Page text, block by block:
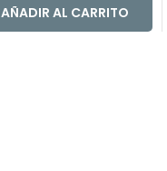
AÑADIR AL CARRITO